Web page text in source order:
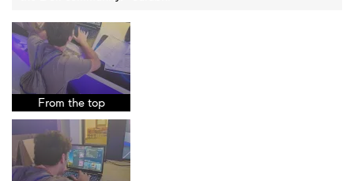
From the top